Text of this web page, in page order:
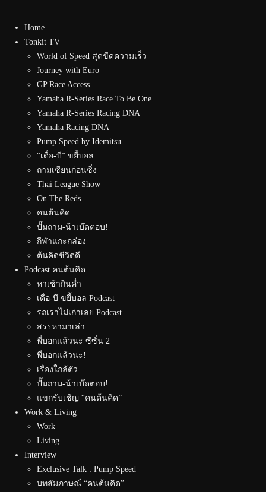
Home
Tonkit TV
World of Speed สุดขีดความเร็ว
Journey with Euro
GP Race Access
Yamaha R-Series Race To Be One
Yamaha R-Series Racing DNA
Yamaha Racing DNA
Pump Speed by Idemitsu
“เดื่อ-บี” ขยี้บอล
ถามเซียนก่อนซิ่ง
Thai League Show
On The Reds
คนต้นคิด
ปั๊มถาม-น้าเบ๊ดตอบ!
กีฬาแกะกล่อง
ต้นคิดชีวิตดี
Podcast คนต้นคิด
หาเช้ากินค่ำ
เดื่อ-บี ขยี้บอล Podcast
รถเราไม่เก่าเลย Podcast
สรรหามาเล่า
พี่บอกแล้วนะ ซีซั่น 2
พี่บอกแล้วนะ!
เรื่องใกล้ตัว
ปั๊มถาม-น้าเบ๊ดตอบ!
แขกรับเชิญ “คนต้นคิด”
Work & Living
Work
Living
Interview
Exclusive Talk : Pump Speed
บทสัมภาษณ์ “คนต้นคิด”